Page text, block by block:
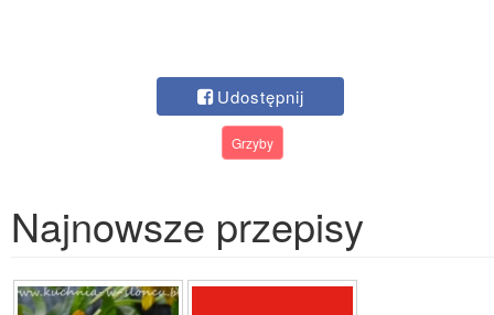
Udostępnij
Grzyby
Najnowsze przepisy